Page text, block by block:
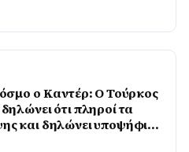
ο Καντέρ: Ο Τούρκος
ότι πληροί τα
και δηλώνει υποψήφιος